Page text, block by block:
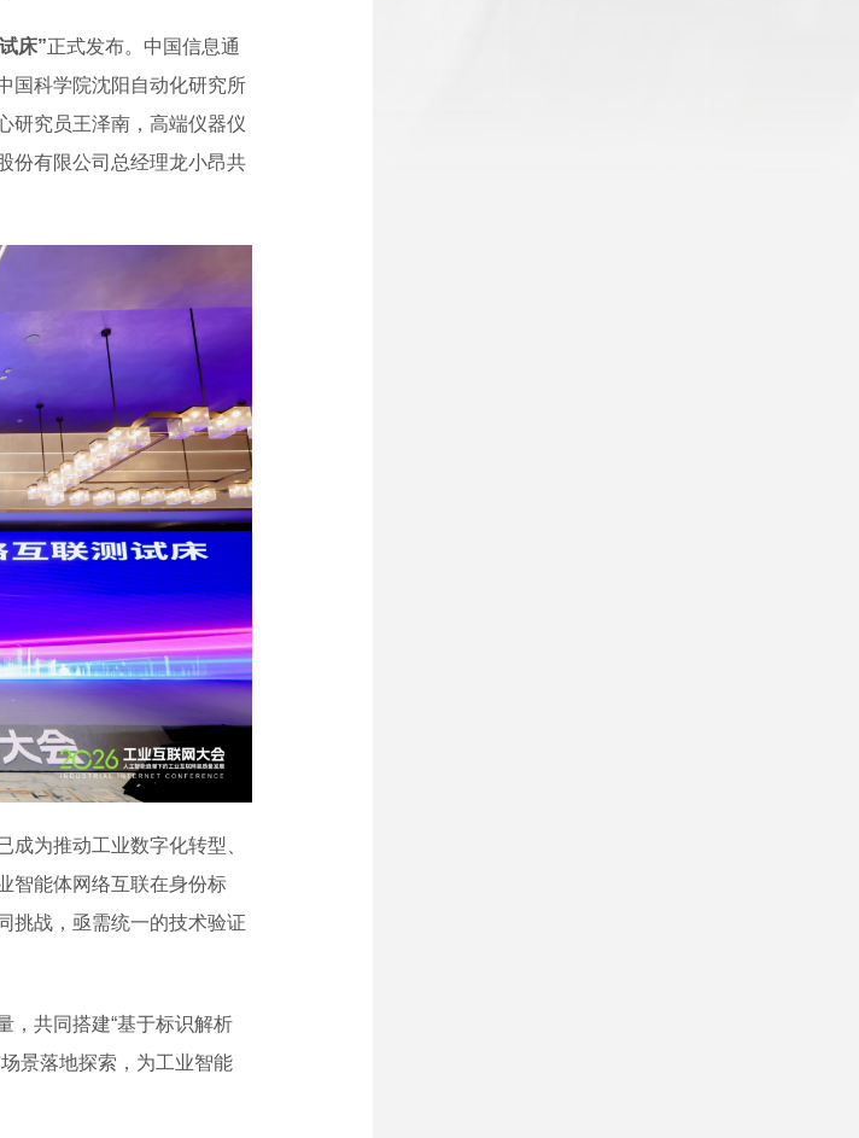
床”正式发布。中国信息通
国科学院沈阳自动化研究所
研究员王泽南，高端仪器仪
份有限公司总经理龙小昂共
为推动工业数字化转型、
智能体网络互联在身份标
挑战，亟需统一的技术验证
，共同搭建“基于标识解析
景落地探索，为工业智能